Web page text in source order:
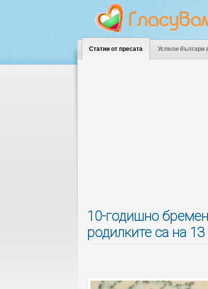
Статии от пресата Успели българи
10-годишно
родилките са на